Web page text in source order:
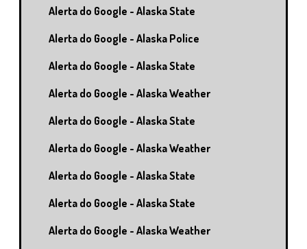
Alerta do Google - Alaska State
Alerta do Google - Alaska Police
Alerta do Google - Alaska State
Alerta do Google - Alaska Weather
Alerta do Google - Alaska State
Alerta do Google - Alaska Weather
Alerta do Google - Alaska State
Alerta do Google - Alaska State
Alerta do Google - Alaska Weather